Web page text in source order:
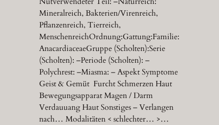
Mineralreich, Bakterien/Virenreich,
Pflanzenreich, Tierreich,
MenschenreichOrdnung:Gattung:Familie:
AnacardiaceaeGruppe (Scholten):Serie
(Scholten): –Periode (Scholten): –
Polychrest: –Miasma: – Aspekt Symptome
Geist & Gemüt Furcht Schmerzen Haut
Bewegungsapparat Magen / Darm
Verdauuang Haut Sonstiges – Verlangen
nach… Modalitäten < schlechter… >…